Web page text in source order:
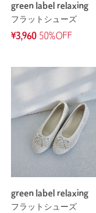
green label relaxing
フラットシューズ
¥3,960 50%OFF
green label relaxing
フラットシューズ